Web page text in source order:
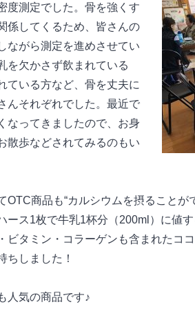
度測定でした。骨を強くす
係してくるため、皆さんの
ながら測定を進めさせてい
を欠かさず飲まれている
ている方など、骨を丈夫に
んそれぞれでした。最近で
なってきましたので、お身
散歩などされてみるのもい
OTC商品も“カルシウムを摂ることが
ース1枚で牛乳1杯分（200ml）に値
ビタミン・コラーゲンも含まれたコ
ちしました！
人気の商品です♪